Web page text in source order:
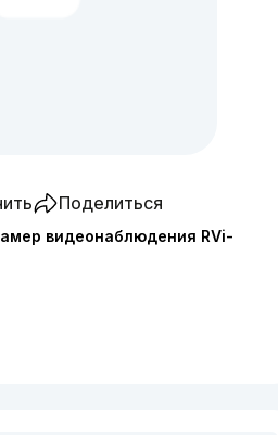
Поделиться
видеонаблюдения RVi-